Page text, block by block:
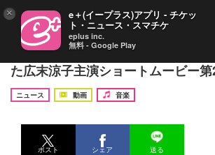
竹内まりやのアルバム『Turntable
た広末涼子主演ショートムービー
ニュース 動画
音楽
ポスト シェア 送る
× e＋(イープラス)アプリ - チケッ
ト・ニュース・スマチケ
eplus inc.
無料 - Google Play